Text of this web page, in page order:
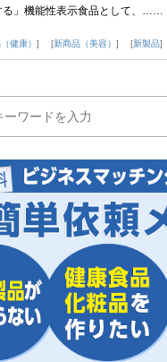
る」機能性表示食品として、……
健康）
新商品（美容） 新製品